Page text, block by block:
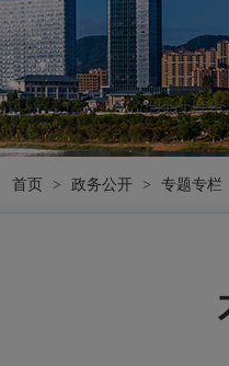
首页 > 政务公开 > 专题专栏